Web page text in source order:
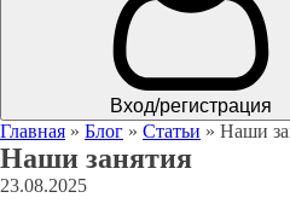
Вход/регистрация
Главная » Блог » Статьи » Наши
Наши занятия
23.08.2025